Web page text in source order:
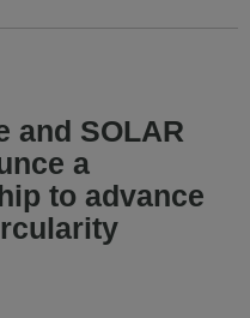
and SOLAR
a
to advance